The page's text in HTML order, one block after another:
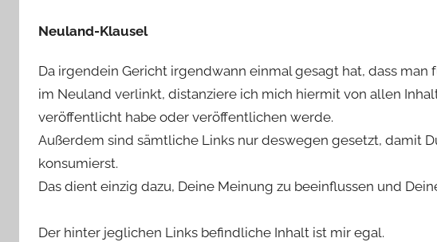
Neuland-Klausel
Da irgendein Gericht irgendwann einmal gesagt hat, dass
im Neuland verlinkt, distanziere ich mich hiermit von allen
veröffentlicht habe oder veröffentlichen werde.
Außerdem sind sämtliche Links nur deswegen gesetzt, damit
konsumierst.
Das dient einzig dazu, Deine Meinung zu beeinflussen und
Der hinter jeglichen Links befindliche Inhalt ist mir egal.